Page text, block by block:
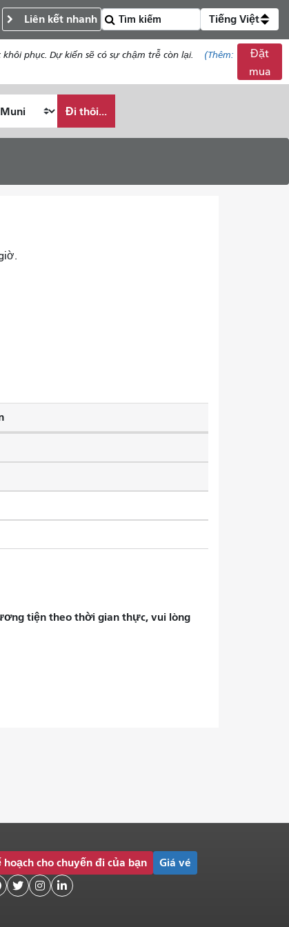
Liên kết nhanh Tiếng Việt
phục. Dự kiến ​​sẽ có sự chậm trễ còn lại.
(Thêm:
Đặt
mua
Đi thôi...
tiện theo thời gian thực, vui lòng
hoạch cho chuyến đi của bạn Giá vé
  